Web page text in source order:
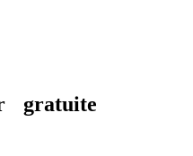
gratuite